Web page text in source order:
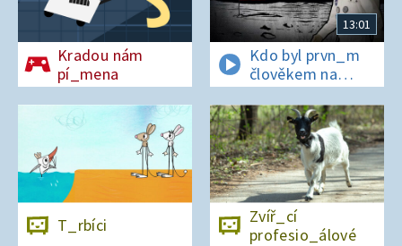
Kradou nám
pí_mena
13:01
Kdo byl prvn_m
člověkem na
Měs_ci?
T_rbíci
Zvíř_cí
profesio_álové